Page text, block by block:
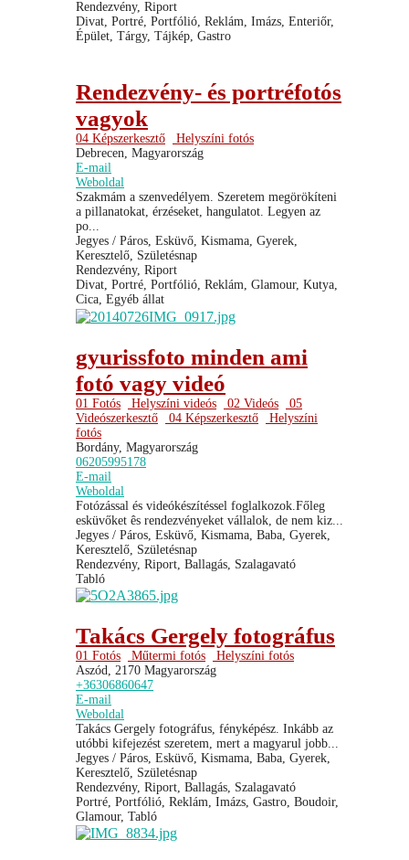
Rendezvény, Riport
Divat, Portré, Portfólió, Reklám, Imázs, Enteriőr,
Épület, Tárgy, Tájkép, Gastro
Rendezvény- és portréfotós
vagyok
04 Képszerkesztő
Helyszíni fotós
Debrecen, Magyarország
E-mail
Weboldal
Szakmám a szenvedélyem. Szeretem megörökíteni
a pillanatokat, érzéseket, hangulatot. Legyen az
po...
Jegyes / Páros, Esküvő, Kismama, Gyerek,
Keresztelő, Születésnap
Rendezvény, Riport
Divat, Portré, Portfólió, Reklám, Glamour, Kutya,
Cica, Egyéb állat
gyurissfoto minden ami
fotó vagy videó
01 Fotós Helyszíni videós 02 Videós
05
Videószerkesztő
04 Képszerkesztő
Helyszíni
fotós
Bordány, Magyarország
06205995178
E-mail
Weboldal
Fotózással és videókészítéssel foglalkozok.Főleg
esküvőket ês rendezvényeket vállalok, de nem kiz...
Jegyes / Páros, Esküvő, Kismama, Baba, Gyerek,
Keresztelő, Születésnap
Rendezvény, Riport, Ballagás, Szalagavató
Tabló
Takács Gergely fotográfus
01 Fotós Műtermi fotós
Helyszíni fotós
Aszód, 2170 Magyarország
+36306860647
E-mail
Weboldal
Takács Gergely fotográfus, fényképész. Inkább az
utóbbi kifejezést szeretem, mert a magyarul jobb...
Jegyes / Páros, Esküvő, Kismama, Baba, Gyerek,
Keresztelő, Születésnap
Rendezvény, Riport, Ballagás, Szalagavató
Portré, Portfólió, Reklám, Imázs, Gastro, Boudoir,
Glamour, Tabló